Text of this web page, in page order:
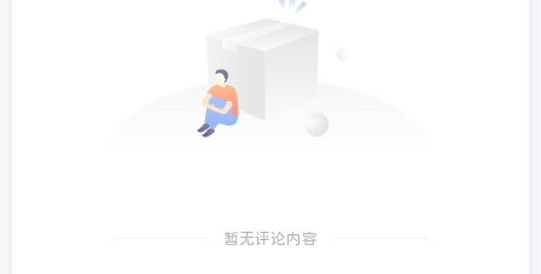
暂无评论内容